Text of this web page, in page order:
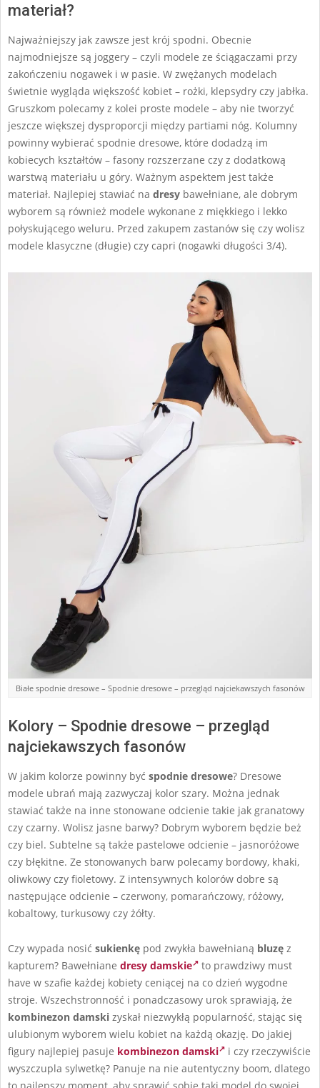
materiał?
Najważniejszy jak zawsze jest krój spodni. Obecnie
najmodniejsze są joggery – czyli modele ze ściągaczami przy
zakończeniu nogawek i w pasie. W zwężanych modelach
świetnie wygląda większość kobiet – rożki, klepsydry czy jabłka.
Gruszkom polecamy z kolei proste modele – aby nie tworzyć
jeszcze większej dysproporcji między partiami nóg. Kolumny
powinny wybierać spodnie dresowe, które dodadzą im
kobiecych kształtów – fasony rozszerzane czy z dodatkową
warstwą materiału u góry. Ważnym aspektem jest także
materiał. Najlepiej stawiać na dresy bawełniane, ale dobrym
wyborem są również modele wykonane z miękkiego i lekko
połyskującego weluru. Przed zakupem zastanów się czy wolisz
modele klasyczne (długie) czy capri (nogawki długości 3/4).
Białe spodnie dresowe – Spodnie dresowe – przegląd najciekawszych fasonów
Kolory – Spodnie dresowe – przegląd
najciekawszych fasonów
W jakim kolorze powinny być spodnie dresowe? Dresowe
modele ubrań mają zazwyczaj kolor szary. Można jednak
stawiać także na inne stonowane odcienie takie jak granatowy
czy czarny. Wolisz jasne barwy? Dobrym wyborem będzie beż
czy biel. Subtelne są także pastelowe odcienie – jasnoróżowe
czy błękitne. Ze stonowanych barw polecamy bordowy, khaki,
oliwkowy czy fioletowy. Z intensywnych kolorów dobre są
następujące odcienie – czerwony, pomarańczowy, różowy,
kobaltowy, turkusowy czy żółty.
Czy wypada nosić sukienkę pod zwykła bawełnianą bluzę z
kapturem? Bawełniane dresy damskie
to prawdziwy must
have w szafie każdej kobiety ceniącej na co dzień wygodne
stroje. Wszechstronność i ponadczasowy urok sprawiają, że
kombinezon damski zyskał niezwykłą popularność, stając się
ulubionym wyborem wielu kobiet na każdą okazję. Do jakiej
figury najlepiej pasuje kombinezon damski
i czy rzeczywiście
wyszczupla sylwetkę? Panuje na nie autentyczny boom, dlatego